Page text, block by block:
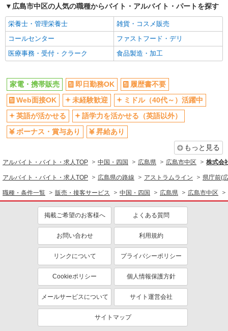
広島市中区の人気の職種からバイト・アルバイト・パートを探す
栄養士・管理栄養士
雑貨・コスメ販売
コールセンター
ファストフード・デリ
医療事務・受付・クラーク
食品製造・加工
家電・携帯販売 即日勤務OK
履歴書不要
Web面接OK
未経験歓迎
ミドル（40代～）活躍中
英語が活かせる
語学力を活かせる（英語以外）
ボーナス・賞与あり
昇給あり
もっと見る
アルバイト・バイト・求人TOP 中国・四国 広島県 広島市中区 株式会
アルバイト・バイト・求人TOP 広島県の路線 アストラムライン 県庁前(
職種・条件一覧 販売・接客サービス 中国・四国 広島県 広島市中区
掲載ご希望のお客様へ よくある質問
お問い合わせ 利用規約
リンクについて プライバシーポリシー
Cookieポリシー 個人情報保護方針
メールサービスについて サイト運営会社
サイトマップ